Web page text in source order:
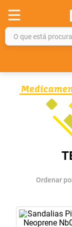
O que está
Ordenar
gelmax
mounjaro
rosuvastatina
dipirona
lola